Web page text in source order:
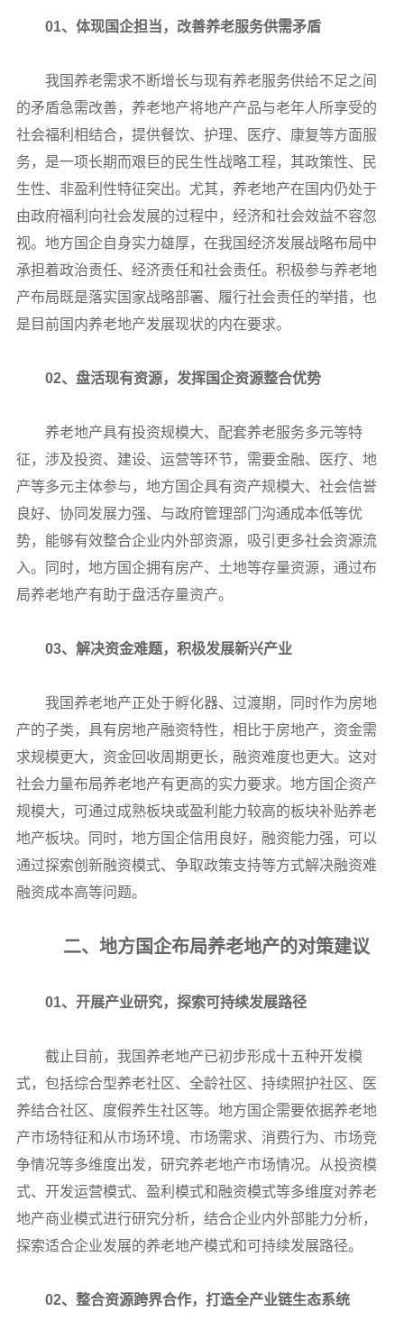
01、体现国企担当，改善养老服务供需矛盾
我国养老需求不断增长与现有养老服务供给不足之间
的矛盾急需改善，养老地产将地产产品与老年人所享受的
社会福利相结合，提供餐饮、护理、医疗、康复等方面服
务，是一项长期而艰巨的民生性战略工程，其政策性、民
生性、非盈利性特征突出。尤其，养老地产在国内仍处于
由政府福利向社会发展的过程中，经济和社会效益不容忽
视。地方国企自身实力雄厚，在我国经济发展战略布局中
承担着政治责任、经济责任和社会责任。积极参与养老地
产布局既是落实国家战略部署、履行社会责任的举措，也
是目前国内养老地产发展现状的内在要求。
02、盘活现有资源，发挥国企资源整合优势
养老地产具有投资规模大、配套养老服务多元等特
征，涉及投资、建设、运营等环节，需要金融、医疗、地
产等多元主体参与，地方国企具有资产规模大、社会信誉
良好、协同发展力强、与政府管理部门沟通成本低等优
势，能够有效整合企业内外部资源，吸引更多社会资源流
入。同时，地方国企拥有房产、土地等存量资源，通过布
局养老地产有助于盘活存量资产。
03、解决资金难题，积极发展新兴产业
我国养老地产正处于孵化器、过渡期，同时作为房地
产的子类，具有房地产融资特性，相比于房地产，资金需
求规模更大，资金回收周期更长，融资难度也更大。这对
社会力量布局养老地产有更高的实力要求。地方国企资产
规模大，可通过成熟板块或盈利能力较高的板块补贴养老
地产板块。同时，地方国企信用良好，融资能力强，可以
通过探索创新融资模式、争取政策支持等方式解决融资难
融资成本高等问题。
二、地方国企布局养老地产的对策建议
01、开展产业研究，探索可持续发展路径
截止目前，我国养老地产已初步形成十五种开发模
式，包括综合型养老社区、全龄社区、持续照护社区、医
养结合社区、度假养生社区等。地方国企需要依据养老地
产市场特征和从市场环境、市场需求、消费行为、市场竞
争情况等多维度出发，研究养老地产市场情况。从投资模
式、开发运营模式、盈利模式和融资模式等多维度对养老
地产商业模式进行研究分析，结合企业内外部能力分析，
探索适合企业发展的养老地产模式和可持续发展路径。
02、整合资源跨界合作，打造全产业链生态系统